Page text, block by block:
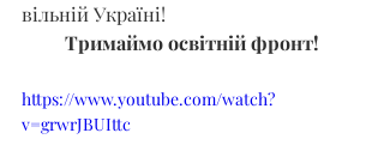
вільній Україні!
Тримаймо освітній фронт!
https://www.youtube.com/watch?
v=grwrJBUIttc